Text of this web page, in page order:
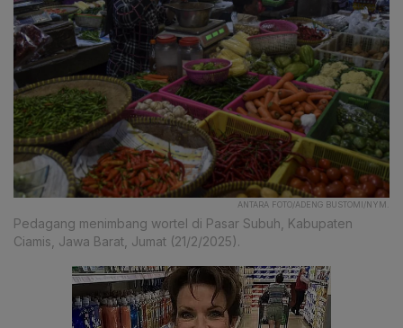
ANTARA FOTO/ADENG BUSTOMI/NYM.
Pedagang menimbang wortel di Pasar Subuh, Kabupaten
Ciamis, Jawa Barat, Jumat (21/2/2025).